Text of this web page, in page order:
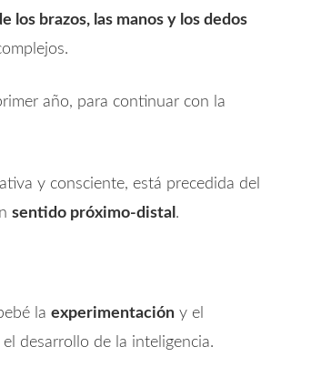
los brazos, las manos y los dedos
año, para continuar con la
y consciente, está precedida del
sentido próximo-distal .
la experimentación y el
desarrollo de la inteligencia.